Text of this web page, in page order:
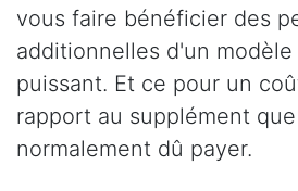
vous faire bénéficier des
additionnelles d'un
puissant. Et ce pour un
rapport au supplément
normalement dû payer.